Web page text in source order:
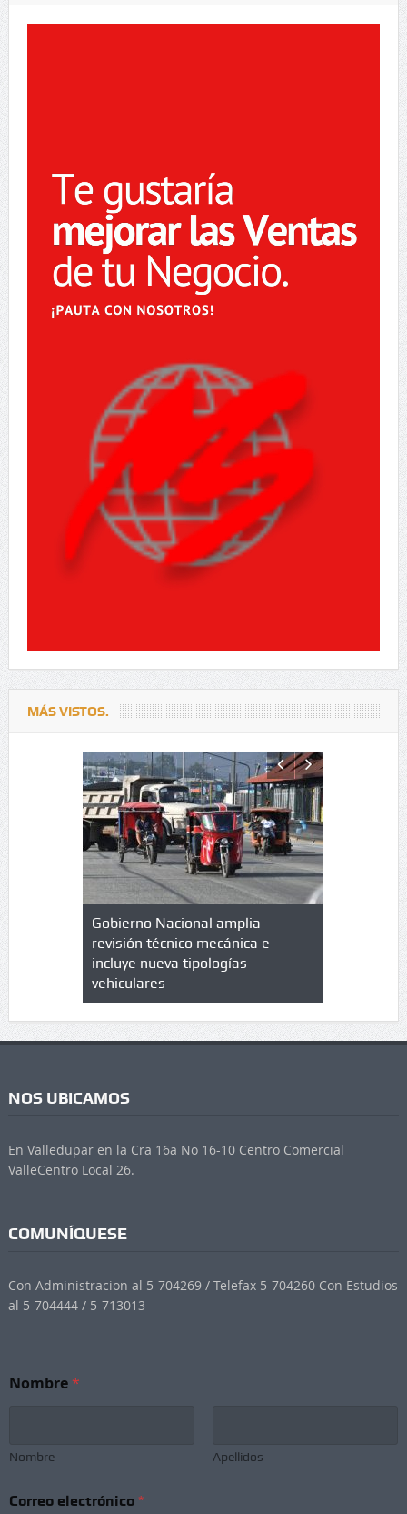
MÁS VISTOS.
de
en
Gobierno Nacional amplia
revisión técnico mecánica e
incluye nueva tipologías
vehiculares
Qué es
cuáles
NOS UBICAMOS
En Valledupar en la Cra 16a No 16-10 Centro Comercial
ValleCentro Local 26.
COMUNÍQUESE
Con Administracion al 5-704269 / Telefax 5-704260 Con Estudios
al 5-704444 / 5-713013
Nombre*
Nombre Apellidos
Correo electrónico *